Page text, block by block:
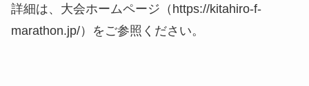
詳細は、大会ホームページ（https://kitahiro-f-
marathon.jp/）をご参照ください。